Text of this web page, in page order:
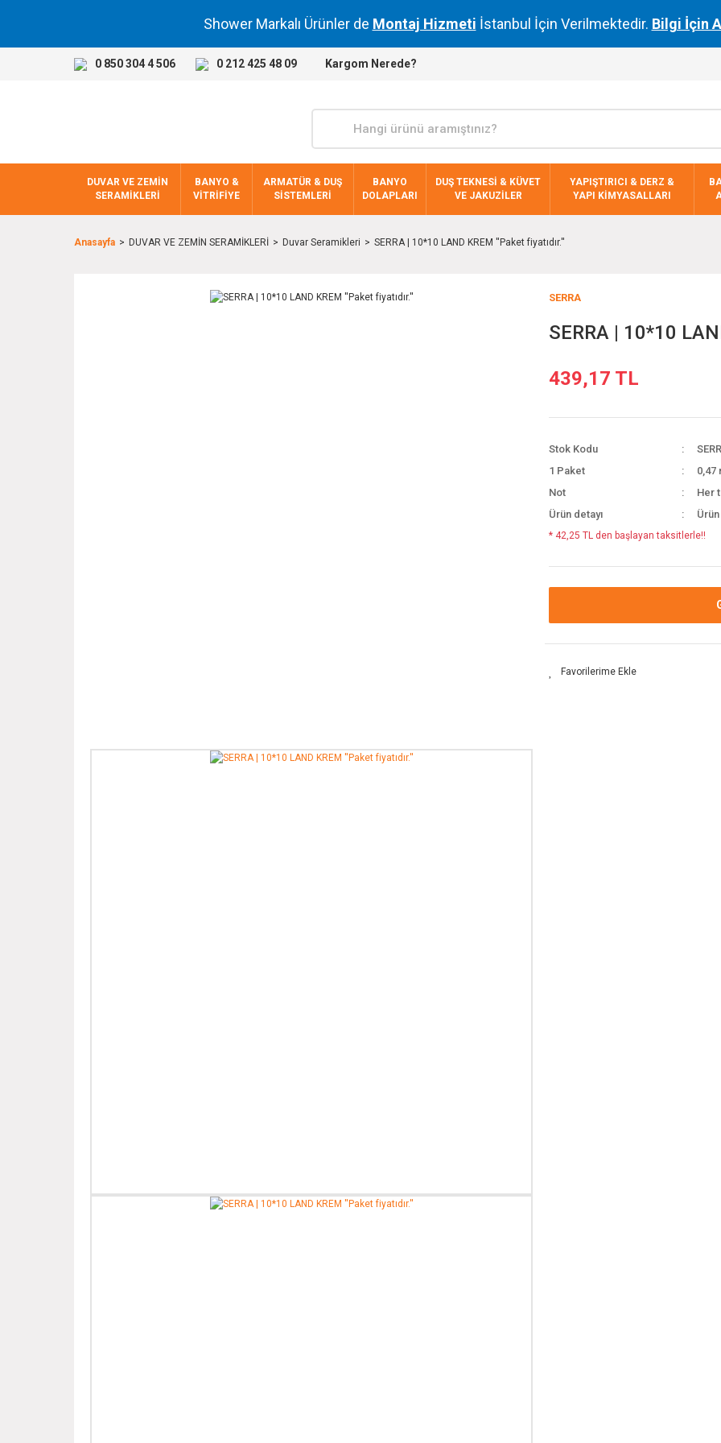
Shower Markalı Ürünler de Montaj Hizmeti İstanbul İçin Verilmektedir. Bilgi İçin
0 850 304 4 506 0 212 425 48 09 Kargom Nerede?
DUVAR VE ZEMİN
SERAMİKLERİ
BANYO &
VİTRİFİYE
ARMATÜR & DUŞ
SİSTEMLERİ
BANYO
DOLAPLARI
DUŞ TEKNESİ & KÜVET
VE JAKUZİLER
YAPIŞTIRICI & DERZ &
YAPI KİMYASALLARI
Anasayfa DUVAR VE ZEMİN SERAMİKLERİ Duvar Seramikleri SERRA | 10*10 LAND KREM ''Paket fiyatıdır.''
SERRA
SERRA | 10*10
439,17 TL
Stok Kodu
1 Paket
0,47
Not
Her
Ürün detayı
* 42,25 TL den başlayan taksitlerle!!